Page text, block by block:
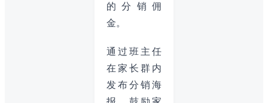
的分销佣
金。
通过班主任
在家长群内
发布分销海